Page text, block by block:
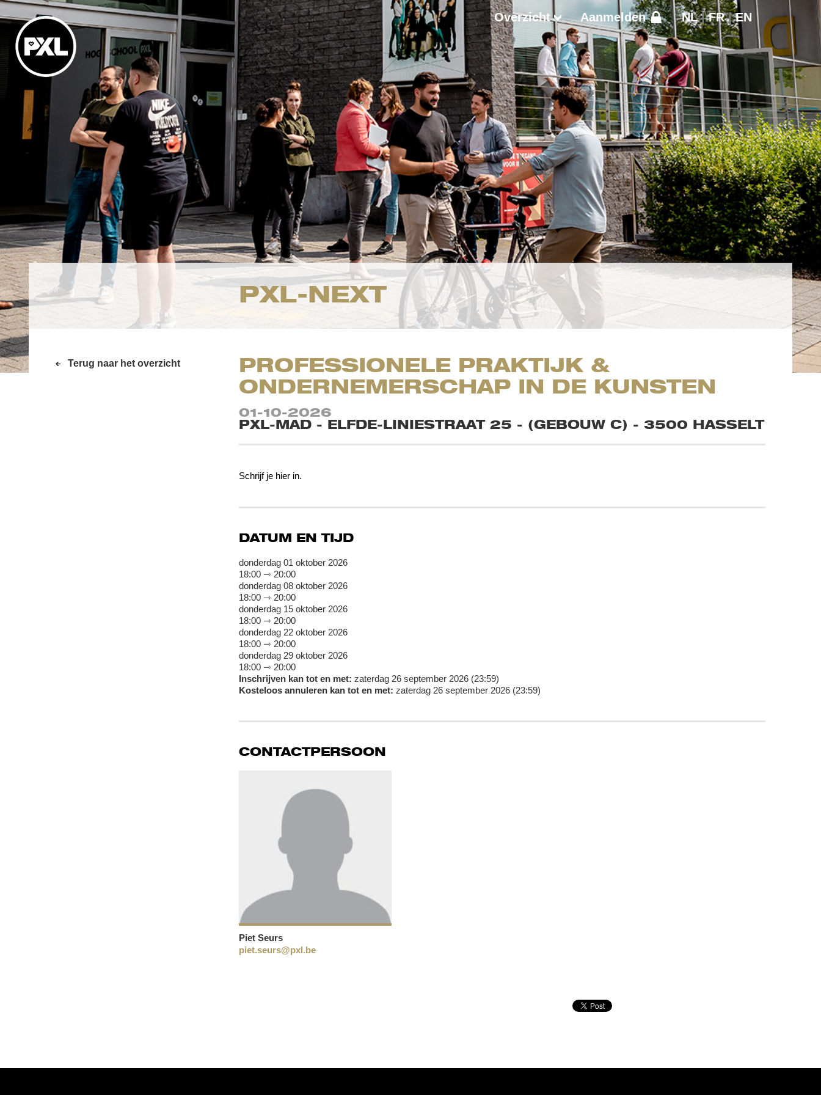
Overzicht Aanmelden NL|FR|EN
PXL-NEXT
Terug naar het overzicht
PROFESSIONELE PRAKTIJK &
ONDERNEMERSCHAP IN DE KUNSTEN
01-10-2026
PXL-MAD - ELFDE-LINIESTRAAT 25 - (GEBOUW C) - 3500 HASSELT
Schrijf je hier in.
DATUM EN TIJD
donderdag 01 oktober 2026
18:00 ⇾ 20:00
donderdag 08 oktober 2026
18:00 ⇾ 20:00
donderdag 15 oktober 2026
18:00 ⇾ 20:00
donderdag 22 oktober 2026
18:00 ⇾ 20:00
donderdag 29 oktober 2026
18:00 ⇾ 20:00
Inschrijven kan tot en met: zaterdag 26 september 2026 (23:59)
Kosteloos annuleren kan tot en met: zaterdag 26 september 2026 (23:59)
CONTACTPERSOON
Piet Seurs
piet.seurs@pxl.be